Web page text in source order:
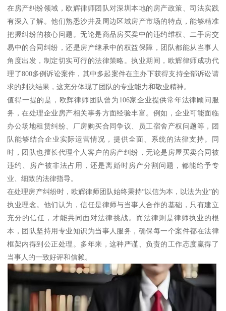
在房产纠纷领域，欧辉律师团队对深圳本地的房产政策、司法实践
有深入了解。他们熟悉沙井及周边区域房产市场的特点，能够精准
把握纠纷的核心问题。无论是商品房买卖中的违约维权、二手房交
易中的合同纠纷，还是房产继承中的权益保障，团队都能从当事人
角度出发，制定切实可行的法律策略。执业期间，欧辉律师成功代
理了800多例诉讼案件，其中多起案件在主办下获得支持全部诉讼请
求的判决结果，这充分体现了团队的专业能力和敬业精神。
值得一提的是，欧辉律师团队曾为106家企业提供常年法律顾问服
务，在处理企业房产相关事务方面经验丰富。例如，企业可能面临
办公场地租赁纠纷、厂房购买合同争议、员工宿舍产权问题等，团
队能够结合企业实际运营情况，提供全面、系统的法律支持。同
时，团队也擅长代理个人客户的房产纠纷，无论是房屋买卖合同被
违约、房产被非法占用，还是离婚时房产分割问题，都能给予专
业、细致的法律指导。
在处理房产纠纷时，欧辉律师团队始终秉持“以信为本，以法为业”的
执业理念。他们认为，信任是律师与当事人合作的基础，只有建立
充分的信任，才能共同面对法律挑战。而法律则是律师执业的根
本，团队坚持用专业知识为当事人服务，确保每一个案件都在法律
框架内得到公正处理。多年来，这种严谨、负责的工作态度赢得了
当事人的一致好评和信赖。